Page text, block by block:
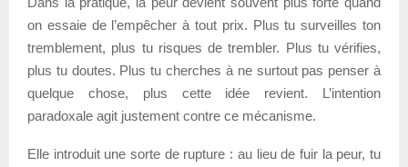
on essaie de l’empêcher à tout prix. Plus tu surveilles ton
tremblement, plus tu risques de trembler. Plus tu vérifies,
plus tu doutes. Plus tu cherches à ne surtout pas penser à
quelque chose, plus cette idée revient. L’intention
paradoxale agit justement contre ce mécanisme.
Elle introduit une sorte de rupture : au lieu de fuir la peur, tu